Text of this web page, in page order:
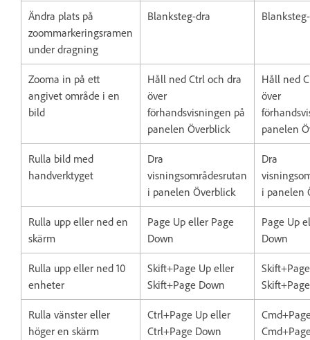
Ändra plats på
zoommarkeringsramen
under dragning
Blanksteg-dra
Zooma in på ett
angivet område i en
bild
Håll ned Ctrl och dra
över
förhandsvisningen på
panelen Överblick
Håll ned
över
panelen
Rulla bild med
handverktyget
Dra
visningsområdesrutan
i panelen Överblick
Dra
i panelen
Rulla upp eller ned en
skärm
Page Up eller Page
Down
Page Up
Down
Rulla upp eller ned 10
enheter
Skift+Page Up eller
Skift+Page Down
Rulla vänster eller
höger en skärm
Ctrl+Page Up eller
Ctrl+Page Down